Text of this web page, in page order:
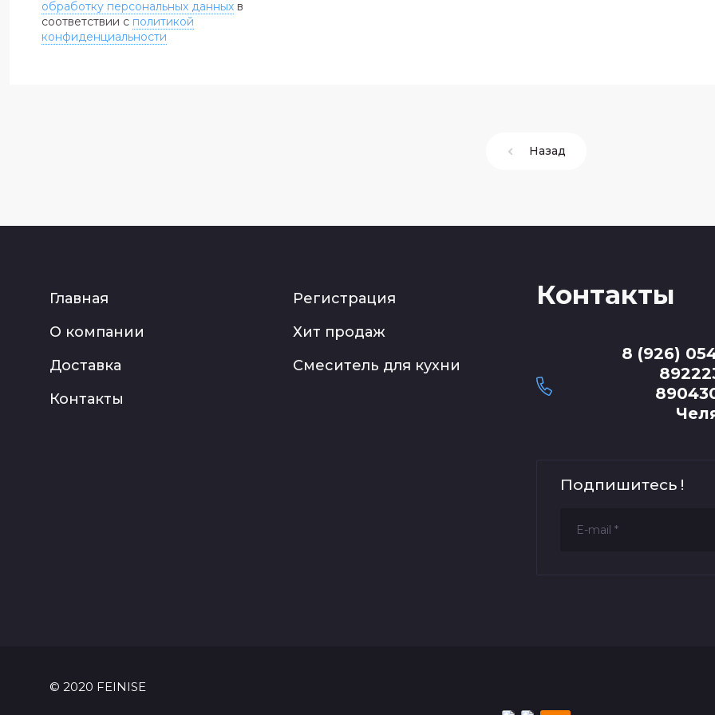
обработку персональных данных в
соответствии с политикой
конфиденциальности
Назад
Главная
О компании
Доставка
Контакты
Регистрация
Хит продаж
Смеситель для кухни
Контакты
8 (926)
Подпишитесь !
© 2020 FEINISE